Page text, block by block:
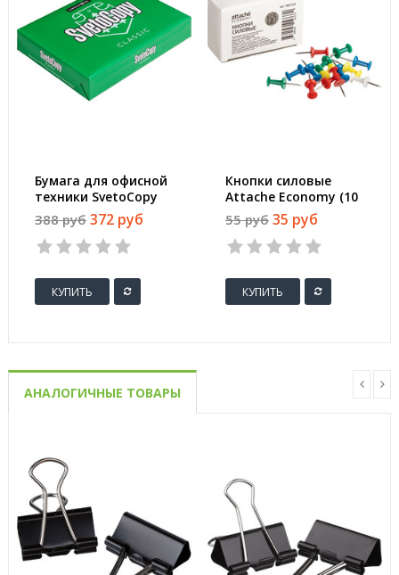
Бумага для офисной
техники SvetoCopy
(A4, марка C, 80 г/
кв.м, 500 листов)
388 руб 372 руб
КУПИТЬ
Кнопки силовые
Attache Economy (10
мм, 50 штук в
упаковке)
55 руб 35 руб
КУПИТЬ
АНАЛОГИЧНЫЕ ТОВАРЫ